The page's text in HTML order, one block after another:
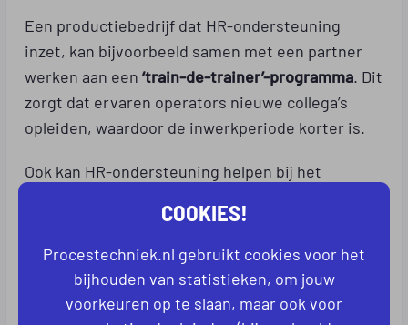
Een productiebedrijf dat HR-ondersteuning
inzet, kan bijvoorbeeld samen met een partner
werken aan een ‘train-de-trainer’-programma. Dit
zorgt dat ervaren operators nieuwe collega’s
opleiden, waardoor de inwerkperiode korter is.
Ook kan HR-ondersteuning helpen bij het
uitzendpartners. Hierdoor wordt de instroom
vergroot en sluit de opleiding beter aan op de
praktijk.
Meer weten over samenwerken met
COOKIES!
Procestechniek.nl gebruikt cookies voor het
bijhouden van statistieken, om jouw
voorkeuren op te slaan, maar ook voor